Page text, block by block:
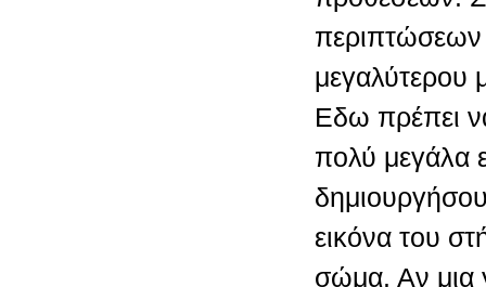
μεγαλύτερου
Εδω πρέπει
πολύ μεγάλα
εικόνα του
σώμα. Αν μια